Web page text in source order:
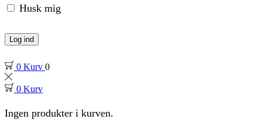
Husk mig
Log ind
0 Kurv 0
0 Kurv
Ingen produkter i kurven.